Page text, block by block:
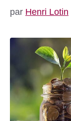
par Henri Lotin